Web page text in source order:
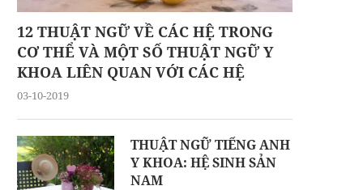
12 THUẬT NGỮ VỀ CÁC HỆ TRONG
CƠ THỂ VÀ MỘT SỐ THUẬT NGỮ Y
KHOA LIÊN QUAN VỚI CÁC HỆ
03-10-2019
THUẬT NGỮ TIẾNG ANH
Y KHOA: HỆ SINH SẢN
NAM